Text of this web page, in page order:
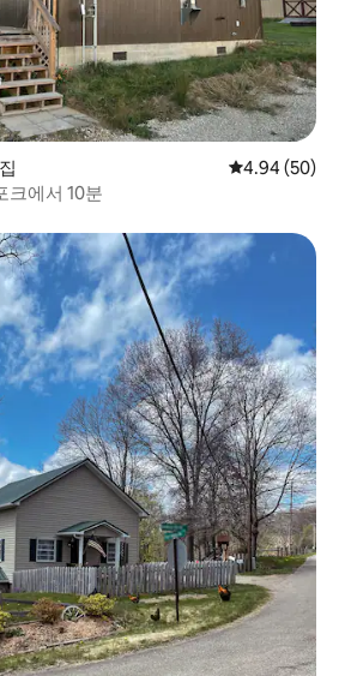
평점 4.94점(5
4.94 (50)
막 솔트 포크에서 10분